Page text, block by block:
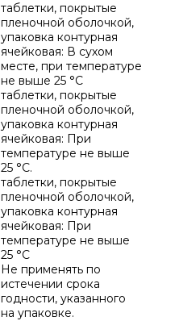
таблетки, покрытые
пленочной оболочкой,
упаковка контурная
ячейковая: В сухом
месте, при температуре
не выше 25 °C
таблетки, покрытые
пленочной оболочкой,
упаковка контурная
ячейковая: При
температуре не выше
25 °C.
таблетки, покрытые
пленочной оболочкой,
упаковка контурная
ячейковая: При
температуре не выше
25 °C
Не применять по
истечении срока
годности, указанного
на упаковке.